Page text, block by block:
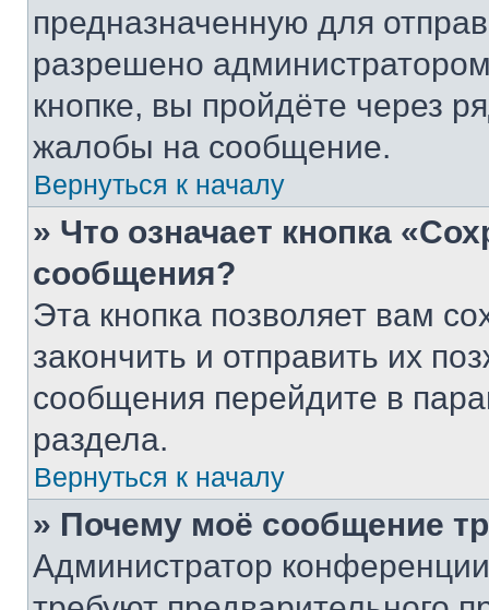
предназначенную для
разрешено
кнопке, вы пройдёте через
жалобы на сообщение.
Вернуться к началу
» Что означает кнопка
сообщения?
Эта кнопка позволяет вам
закончить и отправить их
сообщения перейдите в
раздела.
Вернуться к началу
» Почему моё сообщение
Администратор